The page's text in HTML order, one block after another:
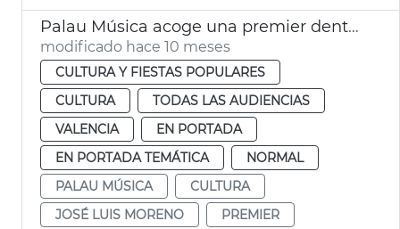
Palau Música acoge una premier dentro ciclo Mostra365
modificado hace 10 meses
CULTURA Y FIESTAS POPULARES
CULTURA
TODAS LAS AUDIENCIAS
VALENCIA
EN PORTADA
EN PORTADA TEMÁTICA
NORMAL
PALAU MÚSICA
CULTURA
JOSÉ LUIS MORENO
PREMIER